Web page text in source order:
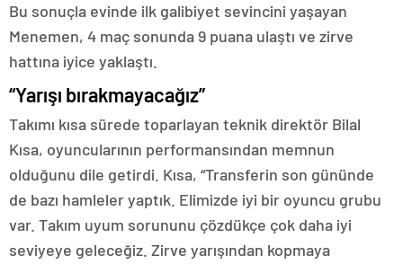
Bu sonuçla evinde ilk galibiyet sevincini yaşayan
Menemen, 4 maç sonunda 9 puana ulaştı ve zirve
hattına iyice yaklaştı.
“Yarışı bırakmayacağız”
Takımı kısa sürede toparlayan teknik direktör Bilal
Kısa, oyuncularının performansından memnun
olduğunu dile getirdi. Kısa, “Transferin son gününde
de bazı hamleler yaptık. Elimizde iyi bir oyuncu grubu
var. Takım uyum sorununu çözdükçe çok daha iyi
seviyeye geleceğiz. Zirve yarışından kopmaya